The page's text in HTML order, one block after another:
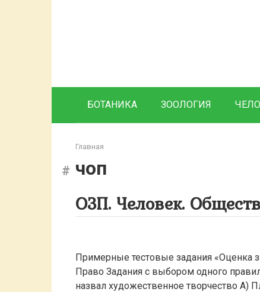
БОТАНИКА ЗООЛОГИЯ
Главная
чоп
ОЗП. Человек.
Примерные тестовые задания «Оценка
Право Задания с выбором одного
назвал художественное творчество A)